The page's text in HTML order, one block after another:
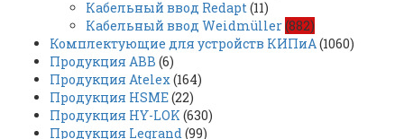
Кабельный ввод Redapt(11)
Кабельный ввод Weidmüller(882)
Комплектующие для устройств КИПиА(1060)
Продукция ABB (6)
Продукция Atelex(164)
Продукция HSME(22)
Продукция HY-LOK (630)
Продукция Legrand(99)